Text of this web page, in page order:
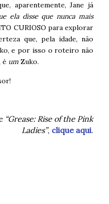
aparentemente, Jane já
ela disse que nunca mais
CURIOSO para explorar
que, pela idade, não
e por isso o roteiro não
é um Zuko.
“Grease: Rise of the Pink
Ladies”, clique aqui.